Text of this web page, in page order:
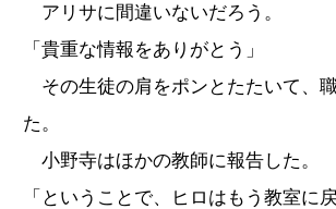
アリサに間違いないだろう。
「貴重な情報をありがとう」
その生徒の肩をポンとたたいて、
た。
小野寺はほかの教師に報告した。
「ということで、ヒロはもう教室に